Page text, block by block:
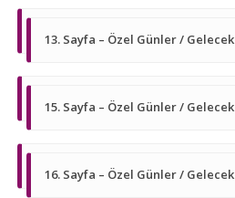
13. Sayfa – Özel Günler / Gelecek
15. Sayfa – Özel Günler / Gelecek
16. Sayfa – Özel Günler / Gelecek